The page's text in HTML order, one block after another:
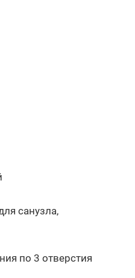
санузла,
по 3 отверстия